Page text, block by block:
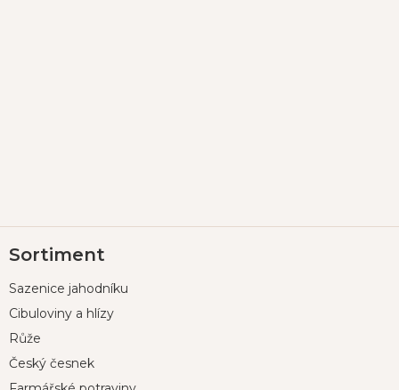
á
a
Sortiment
Sazenice jahodníku
Cibuloviny a hlízy
Růže
Český česnek